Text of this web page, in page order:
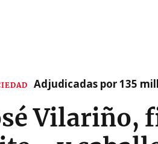
Adjudicadas por 135
Vilariño,